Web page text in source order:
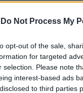
Do Not Process My
opt-out of the sale,
for targeted
selection. Please note
interest-based ads
to third parties